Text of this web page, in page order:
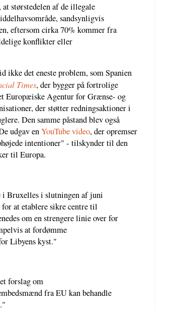
størstedelen af de illegale
sandsynligvis
eftersom cirka 70% kommer fra
konflikter eller
det eneste problem, som Spanien
Times, der bygger på fortrolige
Europæiske Agentur for Grænse- og
der støtter redningsaktioner i
Den samme påstand blev også
udgav enYouTube video, der opremser
intentioner" - tilskynder til den
til Europa.
i Bruxelles i slutningen af juni
at etablere sikre centre til
om en strengere linie over for
at fordømme
Libyens kyst."
forslag om
fra EU kan behandle